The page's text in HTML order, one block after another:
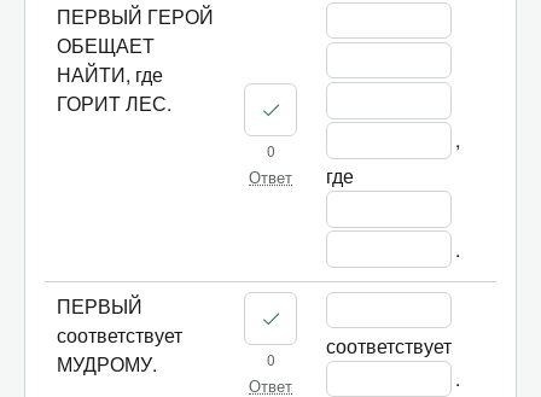
ПЕРВЫЙ ГЕРОЙ
ОБЕЩАЕТ
НАЙТИ, где
ГОРИТ ЛЕС.
0
Ответ
,
где
ПЕРВЫЙ
соответствует
МУДРОМУ.
0
Ответ
соответствует